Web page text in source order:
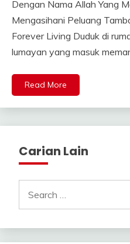
Dengan Nama Allah Yang
Mengasihani Peluang
Forever Living Duduk di
lumayan yang masuk
Read More
Carian Lain
for: